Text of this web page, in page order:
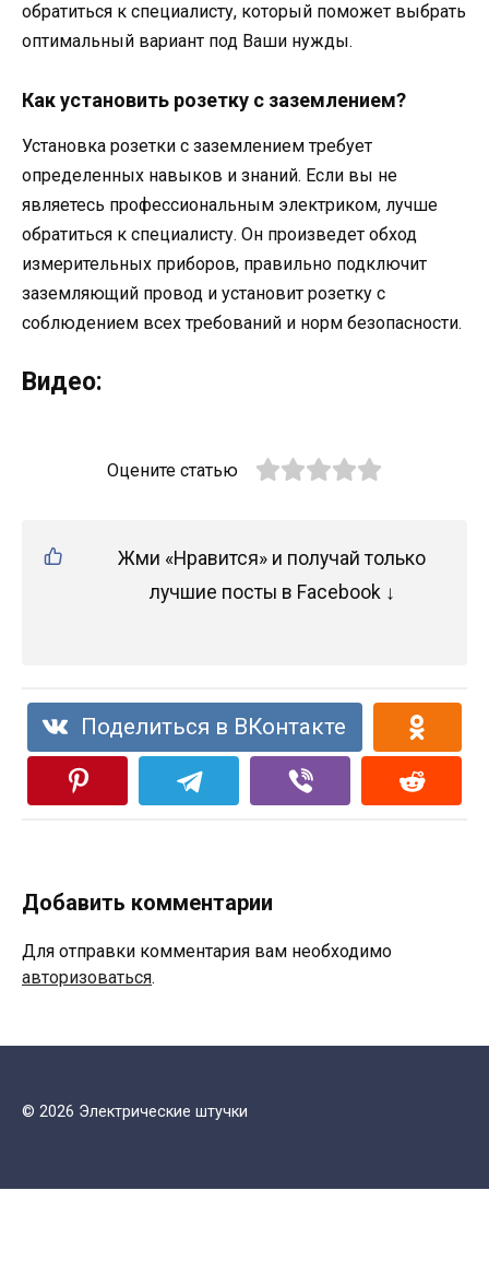
обратиться к специалисту, который поможет выбрать
оптимальный вариант под Ваши нужды.
Как установить розетку с заземлением?
Установка розетки с заземлением требует
определенных навыков и знаний. Если вы не
являетесь профессиональным электриком, лучше
обратиться к специалисту. Он произведет обход
измерительных приборов, правильно подключит
заземляющий провод и установит розетку с
соблюдением всех требований и норм безопасности.
Видео:
Оцените статью
Жми «Нравится» и получай только
лучшие посты в Facebook ↓
Поделиться в ВКонтакте
Добавить комментарии
Для отправки комментария вам необходимо
авторизоваться.
© 2026 Электрические штучки